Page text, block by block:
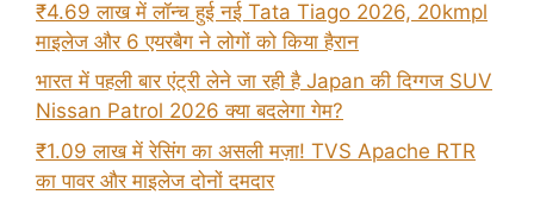
₹4.69 लाख में लॉन्च हुई नई Tata Tiago 2026, 20kmpl
माइलेज और 6 एयरबैग ने लोगों को किया हैरान
भारत में पहली बार एंट्री लेने जा रही है Japan की दिग्गज SUV
Nissan Patrol 2026 क्या बदलेगा गेम?
₹1.09 लाख में रेसिंग का असली मज़ा! TVS Apache RTR
का पावर और माइलेज दोनों दमदार